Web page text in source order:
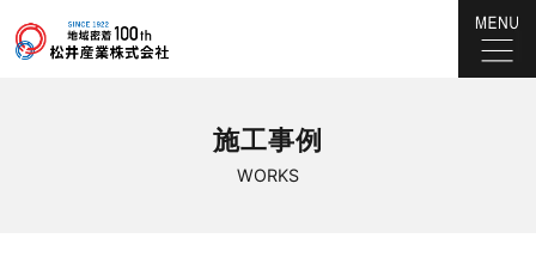
WORKS
施工事例